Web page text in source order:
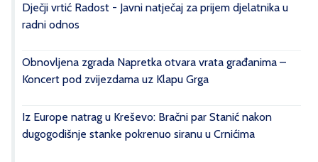
Dječji vrtić Radost - Javni natječaj za prijem djelatnika u
radni odnos
Obnovljena zgrada Napretka otvara vrata građanima –
Koncert pod zvijezdama uz Klapu Grga
Iz Europe natrag u Kreševo: Bračni par Stanić nakon
dugogodišnje stanke pokrenuo siranu u Crnićima